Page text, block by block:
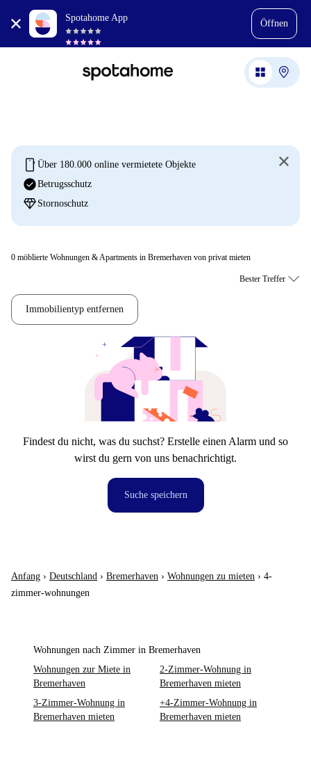
Spotahome App
Öffnen
mobile Über 180.000 online vermietete Objekte
check_circleBetrugsschutz
diamond Stornoschutz
0 möblierte Wohnungen & Apartments in Bremerhaven von privat mieten
Immobilientyp entfernen
Findest du nicht, was du suchst? Erstelle einen Alarm und so
wirst du gern von uns benachrichtigt.
Suche speichern
Anfang › Deutschland › Bremerhaven › Wohnungen zu mieten › 4-
zimmer-wohnungen
Wohnungen nach Zimmer in Bremerhaven
Wohnungen zur Miete in
Bremerhaven
2-Zimmer-Wohnung in
Bremerhaven mieten
3-Zimmer-Wohnung in
Bremerhaven mieten
+4-Zimmer-Wohnung in
Bremerhaven mieten